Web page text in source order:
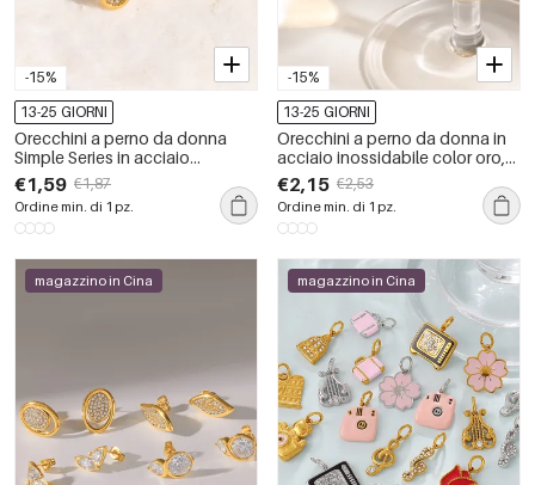
-15%
13-25 GIORNI
Orecchini a perno da donna
Simple Series in acciaio
inossidabile, impermeabili, color
oro, con strass.
€1,59 €1,87
Ordine min. di 1 pz.
-15%
13-25 GIORNI
Orecchini a perno da donna in
acciaio inossidabile color oro,
impermeabili, dalla forma
geometrica.
€2,15 €2,53
Ordine min. di 1 pz.
magazzino in Cina magazzino in Cina